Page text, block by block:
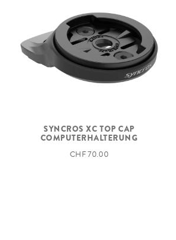
SYNCROS XC TOP CAP
COMPUTERHALTERUNG
CHF 70.00